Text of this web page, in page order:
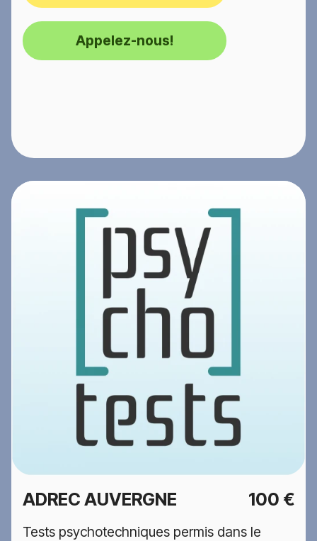
Appelez-nous!
ADREC AUVERGNE 100 €
Tests psychotechniques permis dans le